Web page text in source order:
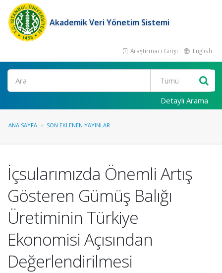
Akademik Veri Yönetim Sistemi
Araştırmacı Girişi English
Ara
Detaylı Arama
ANA SAYFA SON EKLENEN YAYINLAR
İçsularımızda Önemli Artış
Gösteren Gümüş Balığı
Üretiminin Türkiye
Ekonomisi Açısından
Değerlendirilmesi